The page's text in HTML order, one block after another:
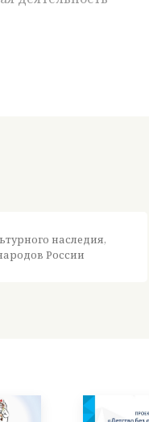
наследия,
России